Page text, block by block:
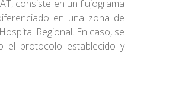
consiste en un flujograma
en una zona de
Regional. En caso, se
el protocolo establecido y